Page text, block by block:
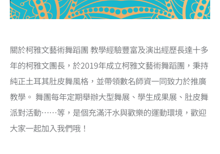
關於柯雅文藝術舞蹈團 教學經驗豐富及演出經歷長達十多
年的柯雅文團長，於2019年成立柯雅文藝術舞蹈團，秉持
純正土耳其肚皮舞風格，並帶領數名師資一同致力於推廣
教學。 舞團每年定期舉辦大型舞展、學生成果展、肚皮舞
派對活動……等，是個充滿汗水與歡樂的運動環境，歡迎
大家一起加入我們哦！